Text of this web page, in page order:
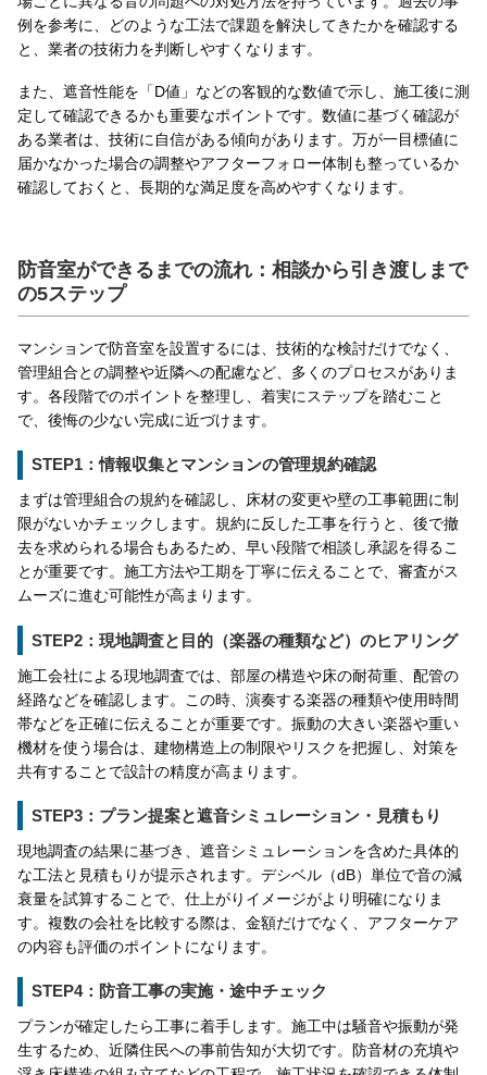
例を参考に、どのような工法で課題を解決してきたかを確認する
と、業者の技術力を判断しやすくなります。
また、遮音性能を「D値」などの客観的な数値で示し、施工後に測
定して確認できるかも重要なポイントです。数値に基づく確認が
ある業者は、技術に自信がある傾向があります。万が一目標値に
届かなかった場合の調整やアフターフォロー体制も整っているか
確認しておくと、長期的な満足度を高めやすくなります。
防音室ができるまでの流れ：相談から引き渡しまで
の5ステップ
マンションで防音室を設置するには、技術的な検討だけでなく、
管理組合との調整や近隣への配慮など、多くのプロセスがありま
す。各段階でのポイントを整理し、着実にステップを踏むこと
で、後悔の少ない完成に近づけます。
STEP1：情報収集とマンションの管理規約確認
まずは管理組合の規約を確認し、床材の変更や壁の工事範囲に制
限がないかチェックします。規約に反した工事を行うと、後で撤
去を求められる場合もあるため、早い段階で相談し承認を得るこ
とが重要です。施工方法や工期を丁寧に伝えることで、審査がス
ムーズに進む可能性が高まります。
STEP2：現地調査と目的（楽器の種類など）のヒアリング
施工会社による現地調査では、部屋の構造や床の耐荷重、配管の
経路などを確認します。この時、演奏する楽器の種類や使用時間
帯などを正確に伝えることが重要です。振動の大きい楽器や重い
機材を使う場合は、建物構造上の制限やリスクを把握し、対策を
共有することで設計の精度が高まります。
STEP3：プラン提案と遮音シミュレーション・見積もり
現地調査の結果に基づき、遮音シミュレーションを含めた具体的
な工法と見積もりが提示されます。デシベル（dB）単位で音の減
衰量を試算することで、仕上がりイメージがより明確になりま
す。複数の会社を比較する際は、金額だけでなく、アフターケア
の内容も評価のポイントになります。
STEP4：防音工事の実施・途中チェック
プランが確定したら工事に着手します。施工中は騒音や振動が発
生するため、近隣住民への事前告知が大切です。防音材の充填や